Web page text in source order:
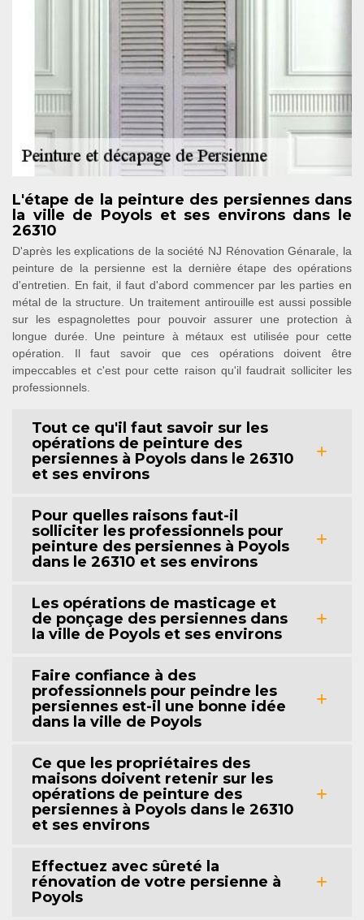
L'étape de la peinture des persiennes dans
la ville de Poyols et ses environs dans le
26310
D'après les explications de la société NJ Rénovation Génarale, la
peinture de la persienne est la dernière étape des opérations
d'entretien. En fait, il faut d'abord commencer par les parties en
métal de la structure. Un traitement antirouille est aussi possible
sur les espagnolettes pour pouvoir assurer une protection à
longue durée. Une peinture à métaux est utilisée pour cette
opération. Il faut savoir que ces opérations doivent être
impeccables et c'est pour cette raison qu'il faudrait solliciter les
professionnels.
Tout ce qu'il faut savoir sur les
opérations de peinture des
persiennes à Poyols dans le 26310
et ses environs
Pour quelles raisons faut-il
solliciter les professionnels pour
peinture des persiennes à Poyols
dans le 26310 et ses environs
Les opérations de masticage et
de ponçage des persiennes dans
la ville de Poyols et ses environs
Faire confiance à des
professionnels pour peindre les
persiennes est-il une bonne idée
dans la ville de Poyols
Ce que les propriétaires des
maisons doivent retenir sur les
opérations de peinture des
persiennes à Poyols dans le 26310
et ses environs
Effectuez avec sûreté la
rénovation de votre persienne à
Poyols